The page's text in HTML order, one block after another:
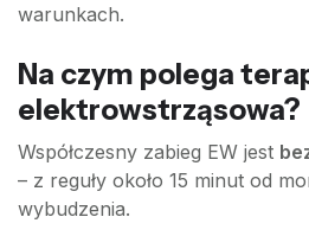
warunkach.
Na czym polega
elektrowstrząsowa?
Współczesny zabieg EW jest
– z reguły około 15 minut od
wybudzenia.